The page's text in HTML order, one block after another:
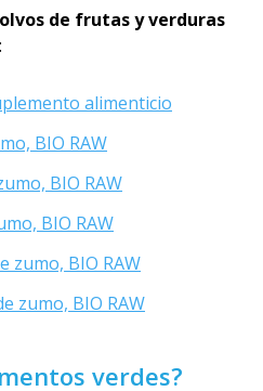
de frutas y verduras
alimenticio
BIO RAW
BIO RAW
BIO RAW
zumo, BIO RAW
zumo, BIO RAW
verdes?